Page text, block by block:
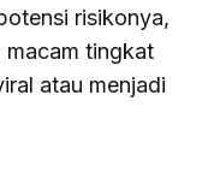
risikonya,
macam tingkat
atau menjadi